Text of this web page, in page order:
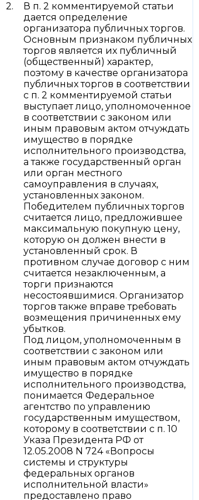
В п. 2 комментируемой статьи
дается определение
организатора публичных торгов.
Основным признаком публичных
торгов является их публичный
(общественный) характер,
поэтому в качестве организатора
публичных торгов в соответствии
с п. 2 комментируемой статьи
выступает лицо, уполномоченное
в соответствии с законом или
иным правовым актом отчуждать
имущество в порядке
исполнительного производства,
а также государственный орган
или орган местного
самоуправления в случаях,
установленных законом.
Победителем публичных торгов
считается лицо, предложившее
максимальную покупную цену,
которую он должен внести в
установленный срок. В
противном случае договор с ним
считается незаключенным, а
торги признаются
несостоявшимися. Организатор
торгов также вправе требовать
возмещения причиненных ему
убытков.
Под лицом, уполномоченным в
соответствии с законом или
иным правовым актом отчуждать
имущество в порядке
исполнительного производства,
понимается Федеральное
агентство по управлению
государственным имуществом,
которому в соответствии с п. 10
Указа Президента РФ от
12.05.2008 N 724 «Вопросы
системы и структуры
федеральных органов
исполнительной власти»
предоставлено право